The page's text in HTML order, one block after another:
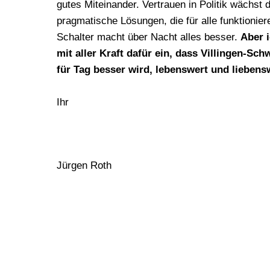
gutes Miteinander. Vertrauen in Politik wächst
pragmatische Lösungen, die für alle
Schalter macht über Nacht alles besser.Aber
mit aller Kraft dafür ein, dass Villingen-
für Tag besser wird, lebenswert und
Ihr
Jürgen Roth